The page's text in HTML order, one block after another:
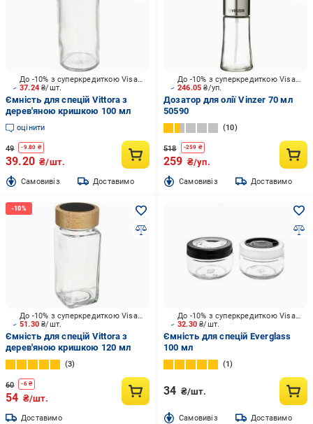
37.24₴/шт.
До -10% з суперкредиткою Visa Вигода
Ємність для спецій Vittora з
дерев'яною кришкою 100 мл
оцінити
49 -9.80 ₴
39.20 ₴/шт.
Cамовивіз Доставимо
246.05₴/уп.
До -10% з суперкредиткою Visa Вигода
Дозатор для олії Vinzer 70 мл
50590
10
518 -259 ₴
259 ₴/уп.
Cамовивіз Доставимо
51.30₴/шт.
До -10% з суперкредиткою Visa Вигода
Ємність для спецій Vittora з
дерев'яною кришкою 120 мл
3
60 -6₴
54 ₴/шт.
Доставимо
32.30₴/шт.
До -10% з суперкредиткою Visa Вигода
Ємність для спецій Everglass
100 мл
1
34 ₴/шт.
Cамовивіз Доставимо